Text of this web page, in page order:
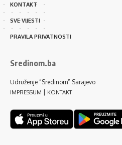
KONTAKT
SVE VIJESTI
PRAVILA PRIVATNOSTI
Sredinom.ba
Udruženje “Sredinom” Sarajevo
IMPRESSUM | KONTAKT